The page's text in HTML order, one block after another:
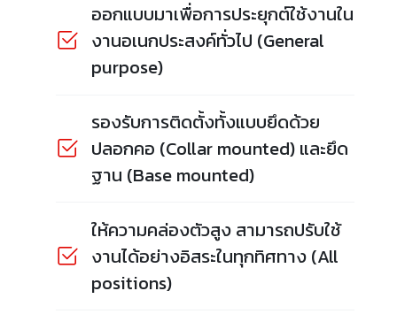
ออกแบบมาเพื่อการประยุกต์ใช้งานใน
งานอเนกประสงค์ทั่วไป (General
purpose)
รองรับการติดตั้งทั้งแบบยึดด้วย
ปลอกคอ (Collar mounted) และยึด
ฐาน (Base mounted)
ให้ความคล่องตัวสูง สามารถปรับใช้
งานได้อย่างอิสระในทุกทิศทาง (All
positions)